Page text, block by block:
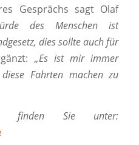
Gesprächs sagt Olaf
des Menschen ist
dies sollte auch für
„Es ist mir immer
Fahrten machen zu
finden Sie unter: